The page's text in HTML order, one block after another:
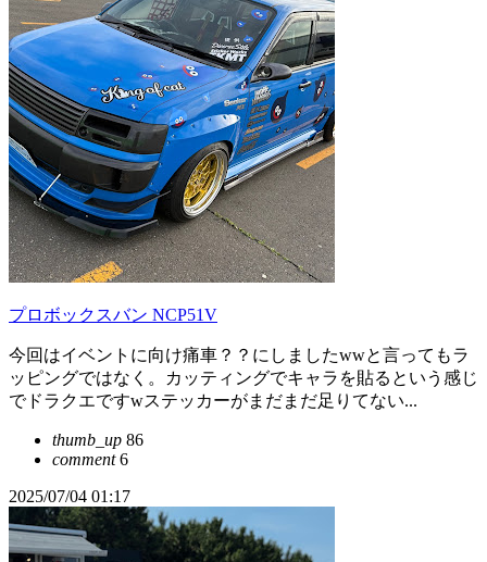
プロボックスバン NCP51V
今回はイベントに向け痛車？？にしましたwwと言ってもラ
ッピングではなく。カッティングでキャラを貼るという感じ
でドラクエですwステッカーがまだまだ足りてない...
thumb_up 86
comment6
2025/07/04 01:17